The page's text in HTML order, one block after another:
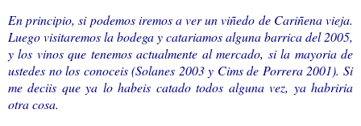
En principio, si podemos iremos a ver un viñedo de Cariñena vieja.
Luego visitaremos la bodega y catariamos alguna barrica del 2005,
y los vinos que tenemos actualmente al mercado, si la mayoria de
ustedes no los conoceis (Solanes 2003 y Cims de Porrera 2001). Si
me deciis que ya lo habeis catado todos alguna vez, ya habriria
otra cosa.